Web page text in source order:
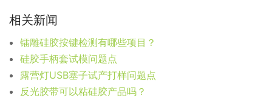
相关新闻
镭雕硅胶按键检测有哪些项目？
硅胶手柄套试模问题点
露营灯USB塞子试产打样问题点
反光胶带可以粘硅胶产品吗？